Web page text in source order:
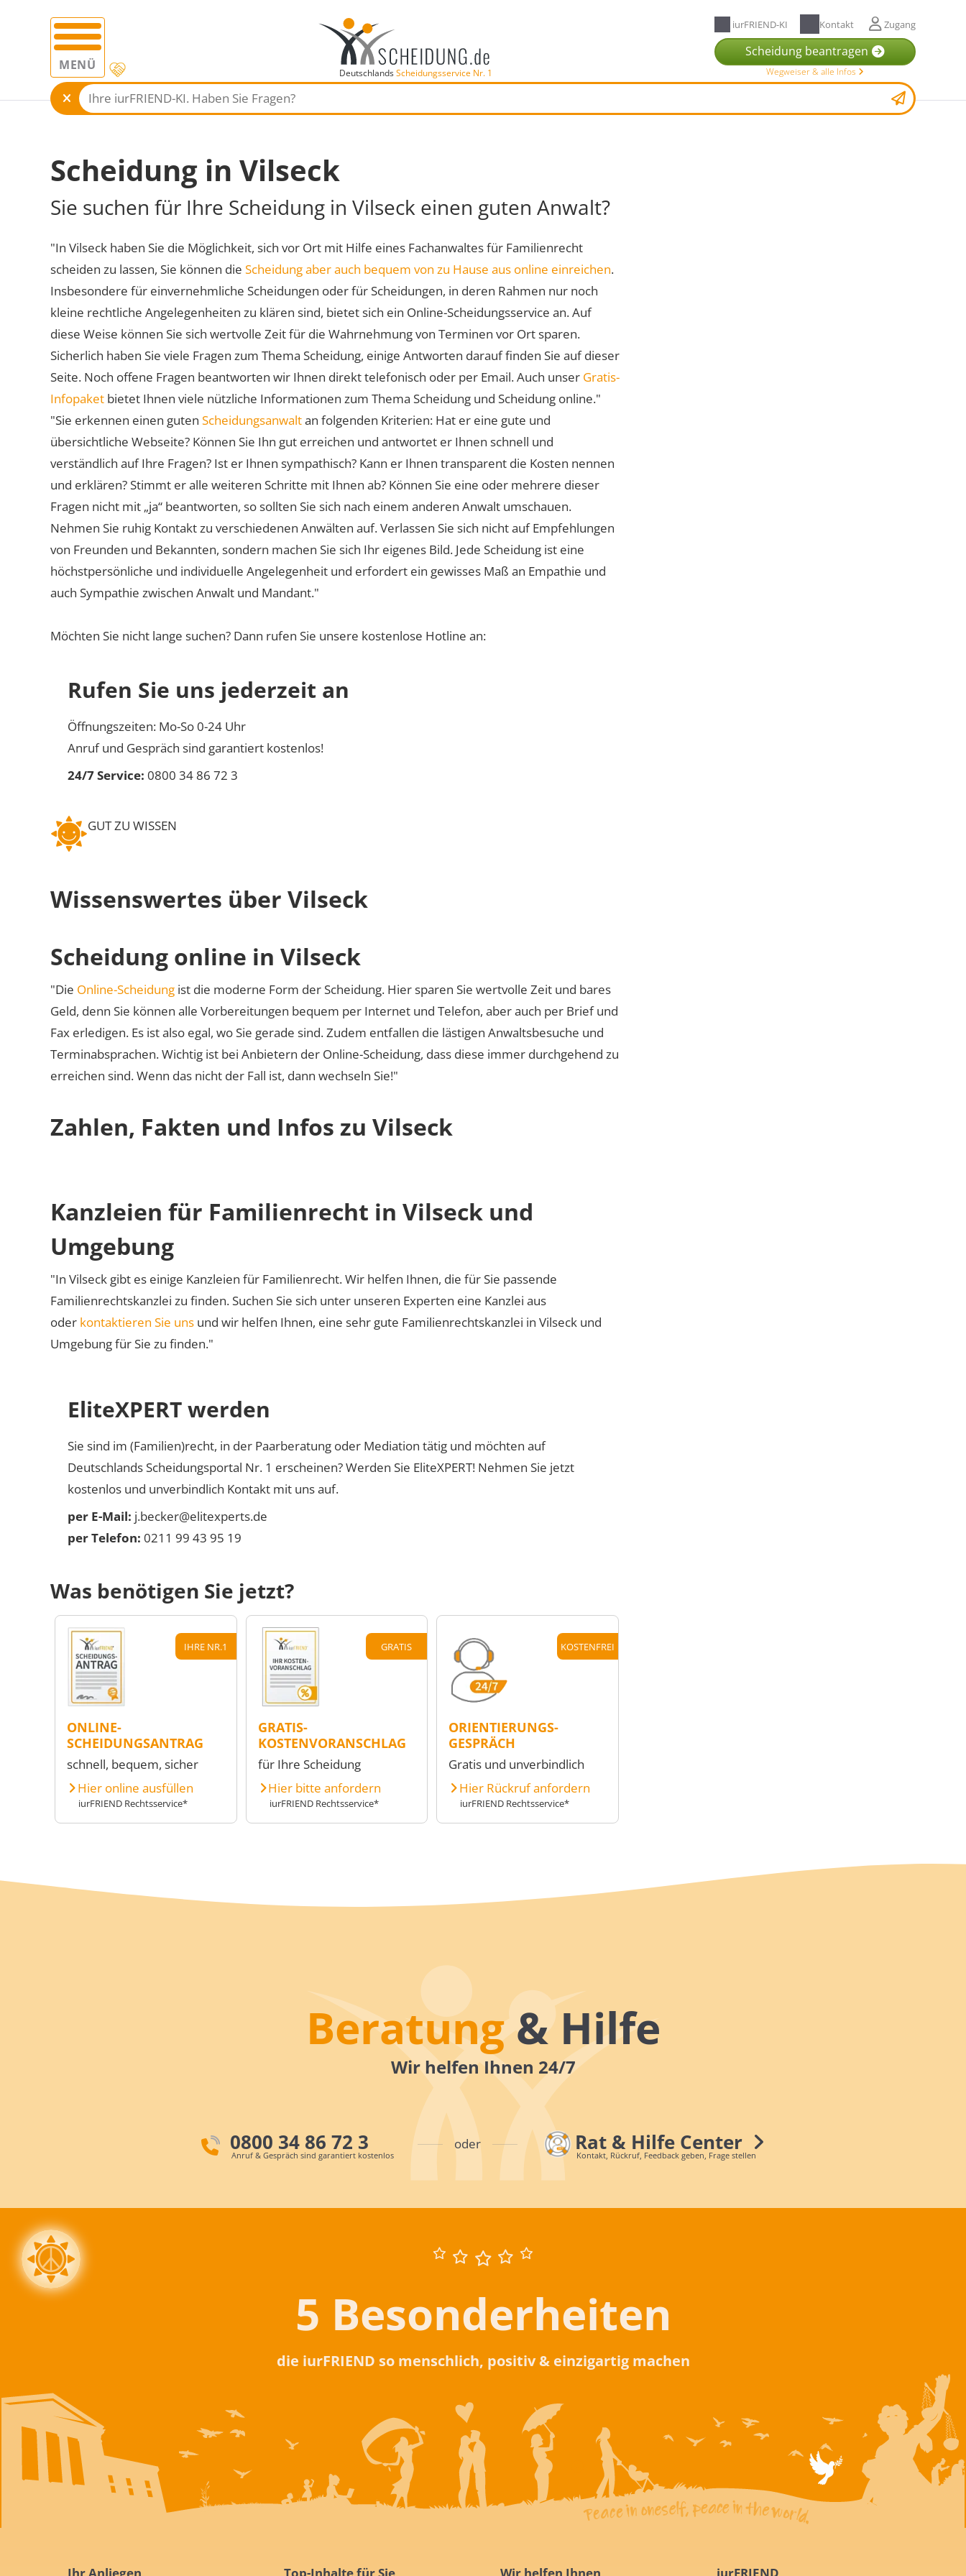
MENÜ DeutschlandsScheidungsservice Nr. 1
iurFRIEND-KI Kontakt Zugang
Scheidung beantragen
Wegweiser & alle Infos
Scheidung in Vilseck
Sie suchen für Ihre Scheidung in Vilseck einen guten Anwalt?
"In Vilseck haben Sie die Möglichkeit, sich vor Ort mit Hilfe eines Fachanwaltes für Familienrecht
scheiden zu lassen, Sie können die Scheidung aber auch bequem von zu Hause aus online einreichen.
Insbesondere für einvernehmliche Scheidungen oder für Scheidungen, in deren Rahmen nur noch
kleine rechtliche Angelegenheiten zu klären sind, bietet sich ein Online-Scheidungsservice an. Auf
diese Weise können Sie sich wertvolle Zeit für die Wahrnehmung von Terminen vor Ort sparen.
Sicherlich haben Sie viele Fragen zum Thema Scheidung, einige Antworten darauf finden Sie auf dieser
Seite. Noch offene Fragen beantworten wir Ihnen direkt telefonisch oder per Email. Auch unser Gratis-
Infopaket bietet Ihnen viele nützliche Informationen zum Thema Scheidung und Scheidung online."
"Sie erkennen einen guten Scheidungsanwaltan folgenden Kriterien: Hat er eine gute und
übersichtliche Webseite? Können Sie Ihn gut erreichen und antwortet er Ihnen schnell und
verständlich auf Ihre Fragen? Ist er Ihnen sympathisch? Kann er Ihnen transparent die Kosten nennen
und erklären? Stimmt er alle weiteren Schritte mit Ihnen ab? Können Sie eine oder mehrere dieser
Fragen nicht mit „ja“ beantworten, so sollten Sie sich nach einem anderen Anwalt umschauen.
Nehmen Sie ruhig Kontakt zu verschiedenen Anwälten auf. Verlassen Sie sich nicht auf Empfehlungen
von Freunden und Bekannten, sondern machen Sie sich Ihr eigenes Bild. Jede Scheidung ist eine
höchstpersönliche und individuelle Angelegenheit und erfordert ein gewisses Maß an Empathie und
auch Sympathie zwischen Anwalt und Mandant."
Möchten Sie nicht lange suchen? Dann rufen Sie unsere kostenlose Hotline an:
Rufen Sie uns jederzeit an
Öffnungszeiten: Mo-So 0-24 Uhr
Anruf und Gespräch sind garantiert kostenlos!
24/7 Service: 0800 34 86 72 3
GUT ZU WISSEN
Wissenswertes über Vilseck
Scheidung online in Vilseck
"Die Online-Scheidung ist die moderne Form der Scheidung. Hier sparen Sie wertvolle Zeit und bares
Geld, denn Sie können alle Vorbereitungen bequem per Internet und Telefon, aber auch per Brief und
Fax erledigen. Es ist also egal, wo Sie gerade sind. Zudem entfallen die lästigen Anwaltsbesuche und
Terminabsprachen. Wichtig ist bei Anbietern der Online-Scheidung, dass diese immer durchgehend zu
erreichen sind. Wenn das nicht der Fall ist, dann wechseln Sie!"
Zahlen, Fakten und Infos zu Vilseck
Kanzleien für Familienrecht in Vilseck und
Umgebung
"In Vilseck gibt es einige Kanzleien für Familienrecht. Wir helfen Ihnen, die für Sie passende
Familienrechtskanzlei zu finden. Suchen Sie sich unter unseren Experten eine Kanzlei aus
oder kontaktieren Sie uns und wir helfen Ihnen, eine sehr gute Familienrechtskanzlei in Vilseck und
Umgebung für Sie zu finden."
EliteXPERT werden
Sie sind im (Familien)recht, in der Paarberatung oder Mediation tätig und möchten auf
Deutschlands Scheidungsportal Nr. 1 erscheinen? Werden Sie EliteXPERT! Nehmen Sie jetzt
kostenlos und unverbindlich Kontakt mit uns auf.
per E-Mail: j.becker@elitexperts.de
per Telefon: 0211 99 43 95 19
Was benötigen Sie jetzt?
IHRE NR.1
ONLINE-
SCHEIDUNGSANTRAG
schnell, bequem, sicher
Hier online ausfüllen
iurFRIEND Rechtsservice*
GRATIS
GRATIS-
KOSTENVORANSCHLAG
für Ihre Scheidung
Hier bitte anfordern
iurFRIEND Rechtsservice*
KOSTENFREI
ORIENTIERUNGS-
GESPRÄCH
Gratis und unverbindlich
Hier Rückruf anfordern
iurFRIEND Rechtsservice*
Beratung& Hilfe
Wir helfen Ihnen 24/7
0800 34 86 72 3
Anruf & Gespräch sind garantiert kostenlos
oder Rat & Hilfe Center
Kontakt, Rückruf, Feedback geben, Frage stellen
5 Besonderheiten
die iurFRIEND so menschlich, positiv & einzigartig machen